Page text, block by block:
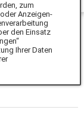
zum
Anzeigen-
den Einsatz
Ihrer Daten